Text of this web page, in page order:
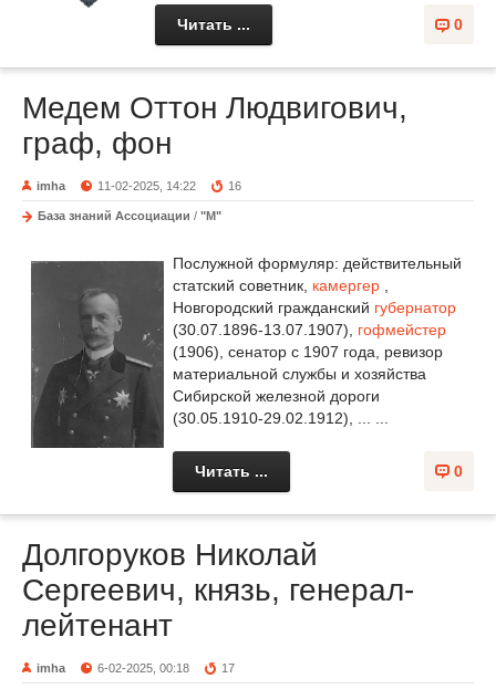
0
Читать ...
Медем Оттон Людвигович,
граф, фон
imha 11-02-2025, 14:22 16
База знаний Ассоциации / "М"
Послужной формуляр: действительный
статский советник, камергер
Новгородский гражданский губернатор
(30.07.1896-13.07.1907), гофмейстер
(1906), сенатор с 1907 года, ревизор
материальной службы и хозяйства
Сибирской железной дороги
(30.05.1910-29.02.1912), ... ...
0
Читать ...
Долгоруков Николай
Сергеевич, князь, генерал-
лейтенант
imha 6-02-2025, 00:18 17